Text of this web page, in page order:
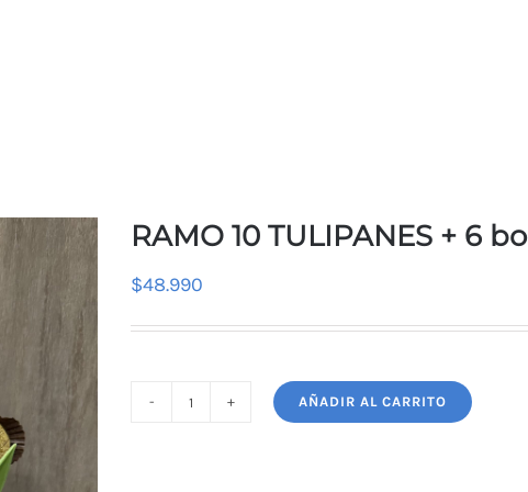
RAMO 10 TULIPANES + 6
$48.990
AÑADIR AL CARRITO